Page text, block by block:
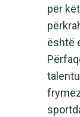
për
është